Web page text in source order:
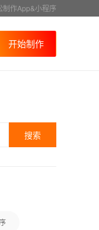
制作App&小程序
开始制作